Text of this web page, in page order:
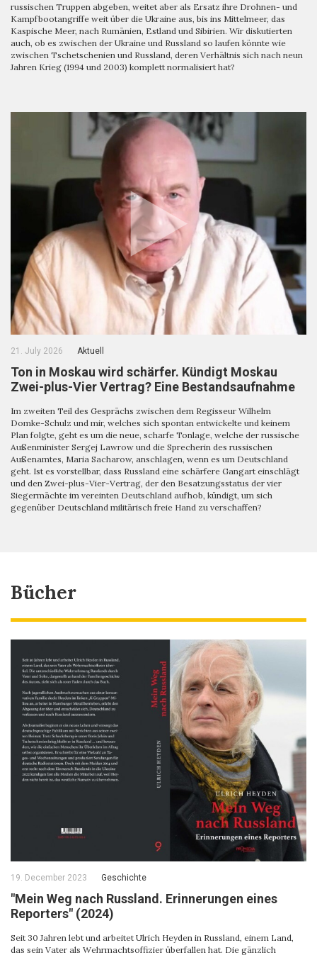
russischen Truppen abgeben, weitet aber als Ersatz ihre Drohnen- und
Kampfbootangriffe weit über die Ukraine aus, bis ins Mittelmeer, das
Kaspische Meer, nach Rumänien, Estland und Sibirien. Wir diskutierten
auch, ob es zwischen der Ukraine und Russland so laufen könnte wie
zwischen Tschetschenien und Russland, deren Verhältnis sich nach neun
Jahren Krieg (1994 und 2003) komplett normalisiert hat?
21. July 2026 Aktuell
Ton in Moskau wird schärfer. Kündigt Moskau
Zwei-plus-Vier Vertrag? Eine Bestandsaufnahme
Im zweiten Teil des Gesprächs zwischen dem Regisseur Wilhelm
Domke-Schulz und mir, welches sich spontan entwickelte und keinem
Plan folgte, geht es um die neue, scharfe Tonlage, welche der russische
Außenminister Sergej Lawrow und die Sprecherin des russischen
Außenamtes, Maria Sacharow, anschlagen, wenn es um Deutschland
geht. Ist es vorstellbar, dass Russland eine schärfere Gangart einschlägt
und den Zwei-plus-Vier-Vertrag, der den Besatzungsstatus der vier
Siegermächte im vereinten Deutschland aufhob, kündigt, um sich
gegenüber Deutschland militärisch freie Hand zu verschaffen?
Bücher
19. December 2023 Geschichte
"Mein Weg nach Russland. Erinnerungen eines
Reporters" (2024)
Seit 30 Jahren lebt und arbeitet Ulrich Heyden in Russland, einem Land,
das sein Vater als Wehrmachtsoffizier überfallen hat. Die gänzlich